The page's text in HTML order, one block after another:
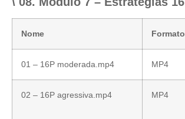
Nome Formato
01 – 16P moderada.mp4 MP4
02 – 16P agressiva.mp4 MP4